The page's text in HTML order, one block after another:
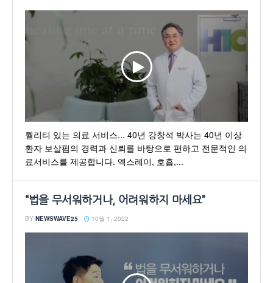
퀄리티 있는 의료 서비스... 40년 강창석 박사는 40년 이상
환자 보살핌의 경력과 신뢰를 바탕으로 편하고 전문적인 의
료서비스를 제공합니다. 엑스레이, 호흡,...
“법을 무서워하거나, 어려워하지 마세요”
BY NEWSWAVE25 10월 1, 2022